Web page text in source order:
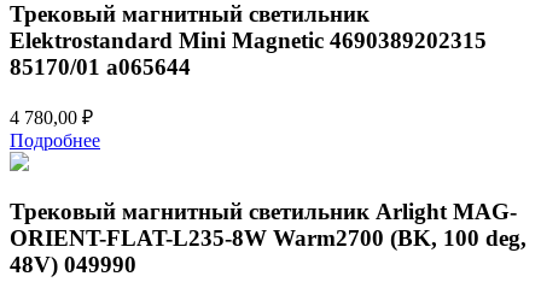
Трековый магнитный светильник
Elektrostandard Mini Magnetic 4690389202315
85170/01 a065644
4 780,00 ₽
Подробнее
Трековый магнитный светильник Arlight MAG-
ORIENT-FLAT-L235-8W Warm2700 (BK, 100 deg,
48V) 049990